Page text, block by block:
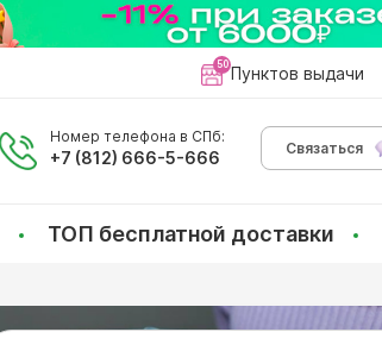
Пунктов выдачи
Номер телефона в СПб:
+7 (812) 666-5-666
Связаться
ТОП бесплатной доставки